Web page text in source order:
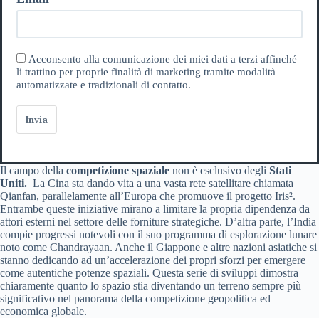
Acconsento alla comunicazione dei miei dati a terzi affinché
li trattino per proprie finalità di marketing tramite modalità
automatizzate e tradizionali di contatto.
Invia
Il campo della competizione spaziale non è esclusivo degli Stati
Uniti. La Cina sta dando vita a una vasta rete satellitare chiamata
Qianfan, parallelamente all’Europa che promuove il progetto Iris².
Entrambe queste iniziative mirano a limitare la propria dipendenza da
attori esterni nel settore delle forniture strategiche. D’altra parte, l’India
compie progressi notevoli con il suo programma di esplorazione lunare
noto come Chandrayaan. Anche il Giappone e altre nazioni asiatiche si
stanno dedicando ad un’accelerazione dei propri sforzi per emergere
come autentiche potenze spaziali. Questa serie di sviluppi dimostra
chiaramente quanto lo spazio stia diventando un terreno sempre più
significativo nel panorama della competizione geopolitica ed
economica globale.